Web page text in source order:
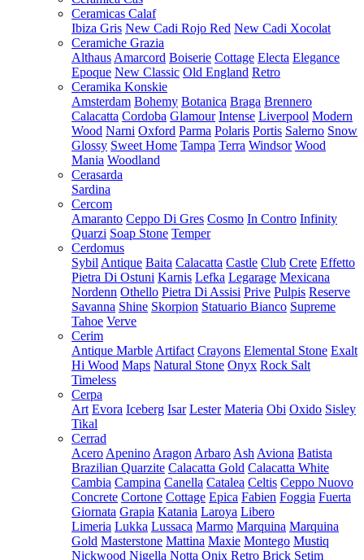
Ceramicas Calaf
Ibiza Gris New Cadi Rojo Red New Cadi Xocolat
Ceramiche Grazia
Althaus Amarcord Boiserie Cottage Electa Elegance
Epoque New Classic Old England Retro
Ceramika Konskie
Amsterdam Bohemy Botanica Braga Brennero
Calacatta Cordoba Glamour Intense Liverpool Modern
Wood Narni Oxford Parma Polaris Portis Salerno Snow
Glossy Sweet Home Tampa Terra Windsor Wood
Mania Woodland
Cerasarda
Sardina
Cercom
Amaranto Ceppo Di Gres Cosmo In Contro Infinity
Quarzi Soap Stone Temper
Cerdomus
Sybil Antique Baita Calacatta Castle Club Crete Effetto
Pietra Di Ostuni Karnis Lefka Legarage Mexicana
Nordenn Othello Pietra Di Assisi Prive Pulpis Reserve
Savanna Shine Skorpion Statuario Bianco Supreme
Tahoe Verve
Cerim
Antique Marble Artifact Crayons Elemental Stone Exalt
Hi Wood Maps Natural Stone Onyx Rock Salt
Timeless
Cerpa
Art Evora Iceberg Isar Lester Materia Obi Oxido Sisley
Tikal
Cerrad
Acero Apenino Aragon Arbaro Ash Aviona Batista
Brazilian Quarzite Calacatta Gold Calacatta White
Cambia Campina Canella Catalea Celtis Ceppo Nuovo
Concrete Cortone Cottage Epica Fabien Foggia Fuerta
Giornata Grapia Katania Laroya Libero
Limeria Lukka Lussaca Marmo Marquina Marquina
Gold Masterstone Mattina Maxie Montego Mustiq
Nickwood Nigella Notta Onix Retro Brick Setim